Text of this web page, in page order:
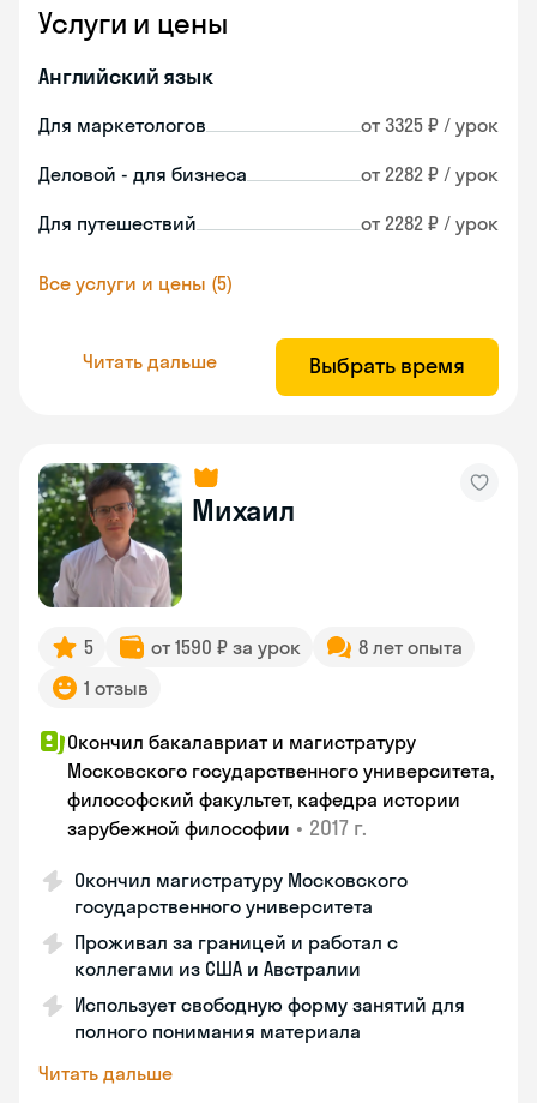
Услуги и цены
Английский язык
Для маркетологов от 3325 ₽ / урок
Деловой - для бизнеса от 2282 ₽ / урок
Для путешествий от 2282 ₽ / урок
Все услуги и цены (5)
Читать дальше Выбрать время
Михаил
5 от 1590 ₽ за урок
8 лет опыта
1 отзыв
Окончил бакалавриат и магистратуру
Московского государственного университета,
философский факультет, кафедра истории
зарубежной философии • 2017 г.
Окончил магистратуру Московского
государственного университета
Проживал за границей и работал с
коллегами из США и Австралии
Использует свободную форму занятий для
полного понимания материала
Читать дальше